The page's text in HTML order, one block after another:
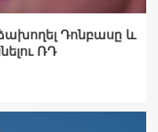
Դոնբասը և
ՌԴ